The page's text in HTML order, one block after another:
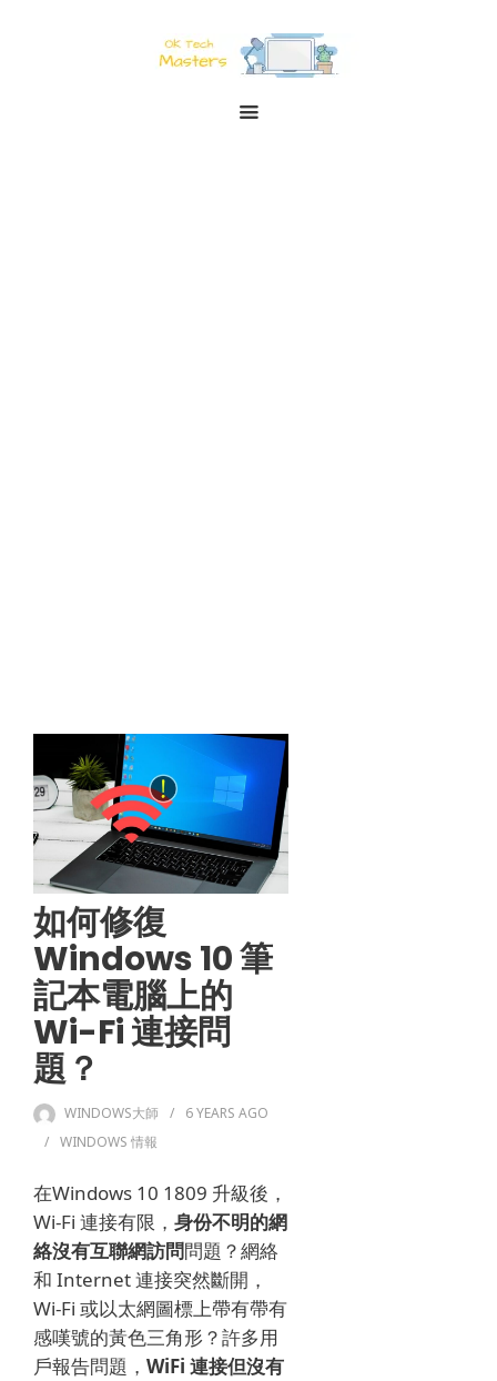
如何修復
Windows 10 筆
記本電腦上的
Wi-Fi 連接問
題？
WINDOWS大師 6 YEARS AGO
WINDOWS 情報
在Windows 10 1809 升級後 ，
Wi-Fi 連接有限， 身份不明的網
絡沒有互聯網訪問問題？網絡
和 Internet 連接突然斷開，
Wi-Fi 或以太網圖標上帶有帶有
感嘆號的黃色三角形？許多用
戶報告問題， WiFi 連接但沒有